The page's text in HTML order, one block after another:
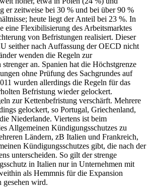
er zeitweise bei 30 % und bei über 90 %
heute liegt der Anteil bei 23 %. In
eine Flexibilisierung des Arbeitsmarktes
von Befristungen realisiert. Dieser
seither nach Auffassung der OECD nicht
wenden die Regeln zur
an. Spanien hat die Höchstgrenze
ohne Prüfung des Sachgrundes auf
wurden allerdings die Regeln für das
Befristung wieder gelockert.
zur Kettenbefristung verschärft. Mehrere
gelockert, so Portugal, Griechenland,
Niederlande. Viertens ist beim
Allgemeinen Kündigungsschutzes zu
Ländern, zB Italien und Frankreich,
Kündigungsschutzes gibt, die nach der
unterscheiden. So gilt der strenge
in Italien nur in Unternehmen mit
als Hemmnis für die Expansion
gesehen wird.